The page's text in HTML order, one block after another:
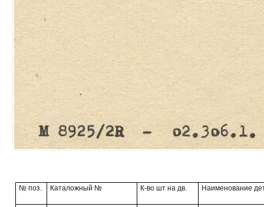
№ поз. Каталожный № К-во шт на дв. Наименование